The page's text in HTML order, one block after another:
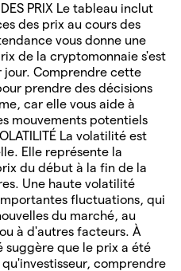
DES PRIX Le tableau inclut
des prix au cours des
vous donne une
de la cryptomonnaie s'est
jour. Comprendre cette
prendre des décisions
car elle vous aide à
mouvements potentiels
La volatilité est
Elle représente la
du début à la fin de la
Une haute volatilité
fluctuations, qui
du marché, au
à d'autres facteurs. À
suggère que le prix a été
comprendre